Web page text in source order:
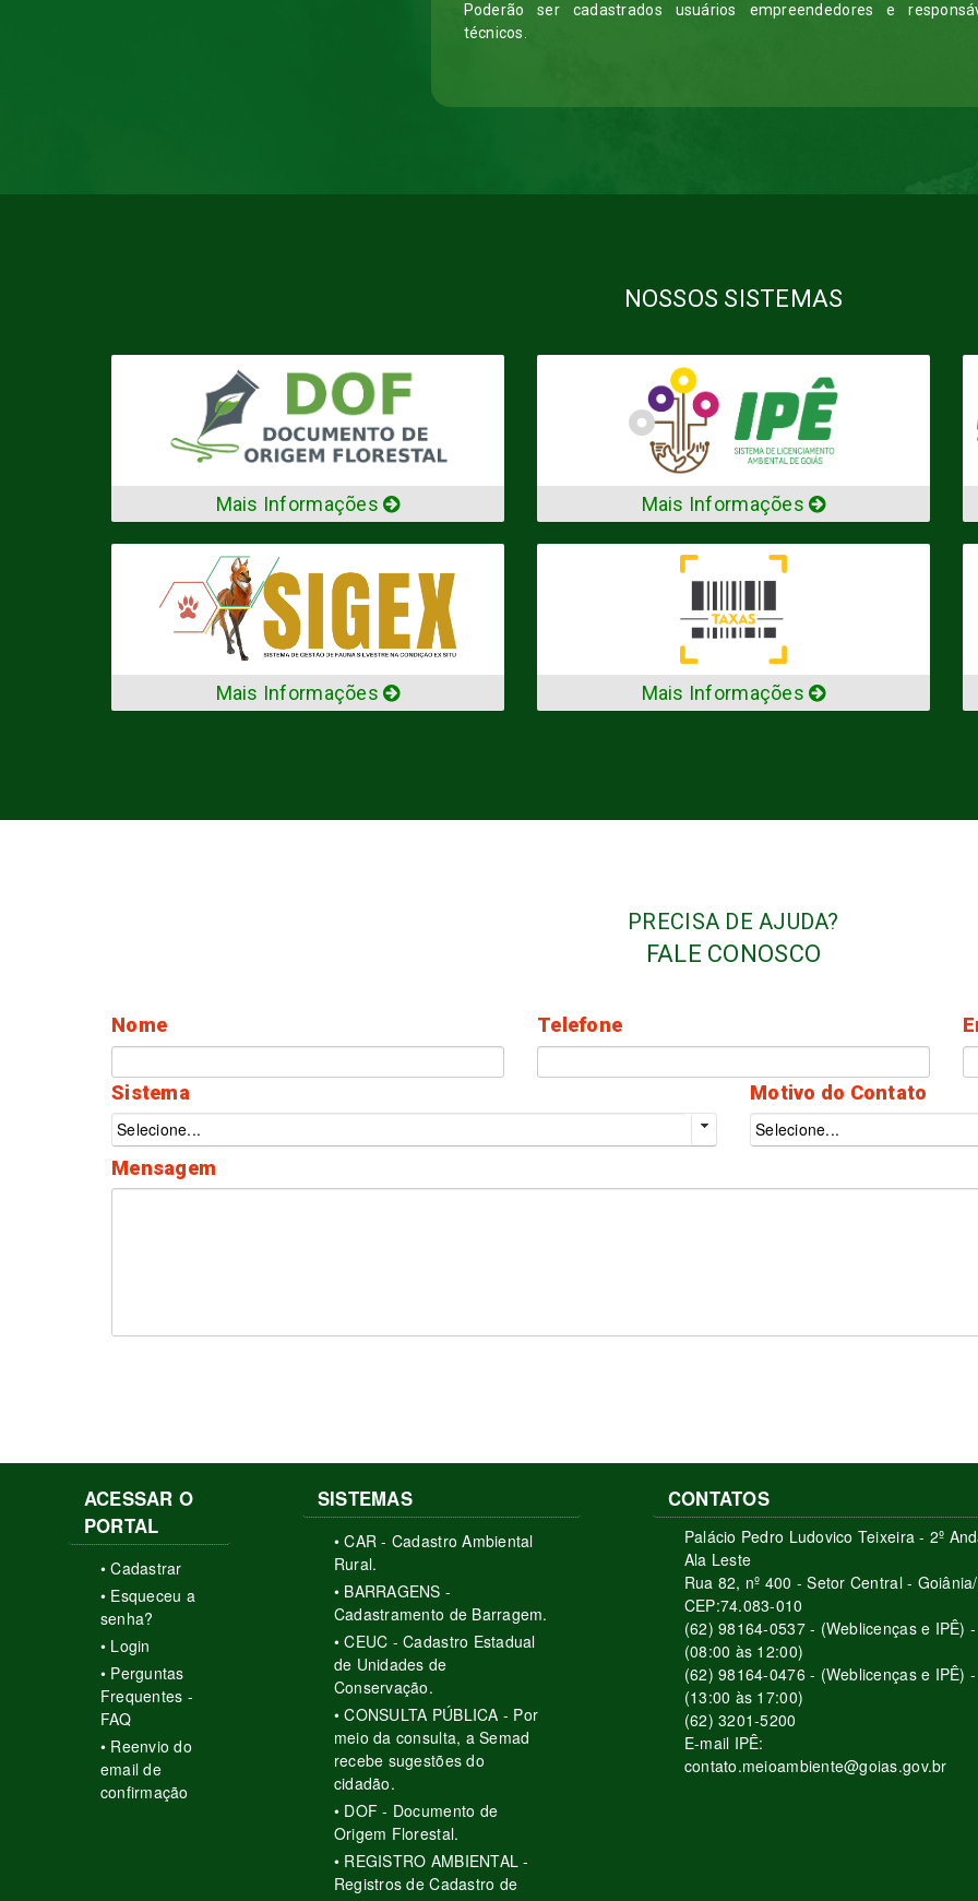
Poderão ser cadastrados usuários empreendedores e
técnicos.
NOSSOS SISTEMAS
Mais Informações Mais Informações
Mais Informações Mais Informações
PRECISA DE AJUDA?
FALE CONOSCO
Nome Telefone
Sistema
Selecione...
Motivo do Contato
Selecione...
Mensagem
ACESSAR O
PORTAL
• Cadastrar
• Esqueceu a
senha?
• Login
• Perguntas
Frequentes -
FAQ
• Reenvio do
email de
confirmação
SISTEMAS
• CAR - Cadastro Ambiental
Rural.
• BARRAGENS -
Cadastramento de Barragem.
• CEUC - Cadastro Estadual
de Unidades de
Conservação.
• CONSULTA PÚBLICA - Por
meio da consulta, a Semad
recebe sugestões do
cidadão.
• DOF - Documento de
Origem Florestal.
• REGISTRO AMBIENTAL -
Registros de Cadastro de
CONTATOS
Palácio Pedro Ludovico Teixeira - 2º
Ala Leste
Rua 82, nº 400 - Setor Central -
CEP:74.083-010
(62) 98164-0537 - (Weblicenças e IPÊ) -
(08:00 às 12:00)
(62) 98164-0476 - (Weblicenças e IPÊ) -
(13:00 às 17:00)
(62) 3201-5200
E-mail IPÊ:
contato.meioambiente@goias.gov.br